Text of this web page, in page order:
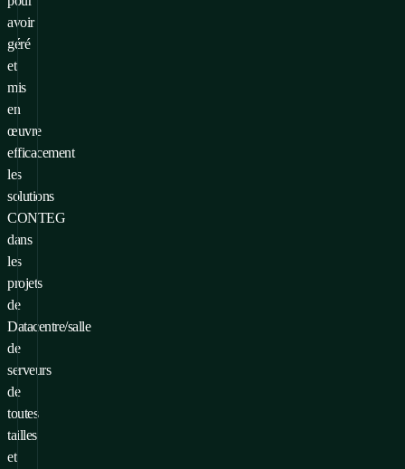
avoir
géré
et
mis
en
œuvre
efficacement
les
solutions
CONTEG
dans
les
projets
de
Datacentre/salle
de
serveurs
de
toutes
tailles
et